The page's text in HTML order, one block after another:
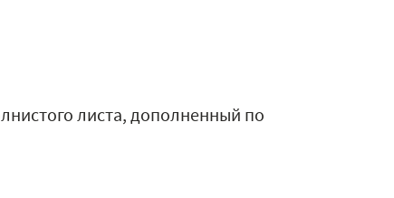
листа, дополненный по